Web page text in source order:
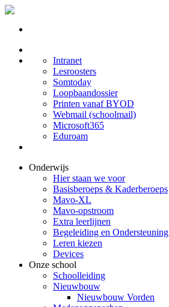
Intranet
Lesroosters
Somtoday
Loopbaandossier
Printen vanaf BYOD
Webmail (schoolmail)
Microsoft365
Eduroam
Onderwijs
Hier staan we voor
Basisberoeps & Kaderberoeps
Mavo-XL
Mavo-opstroom
Extra leerlijnen
Begeleiding en Ondersteuning
Leren kiezen
Devices
Onze school
Schoolleiding
Nieuwbouw
Nieuwbouw Vorden